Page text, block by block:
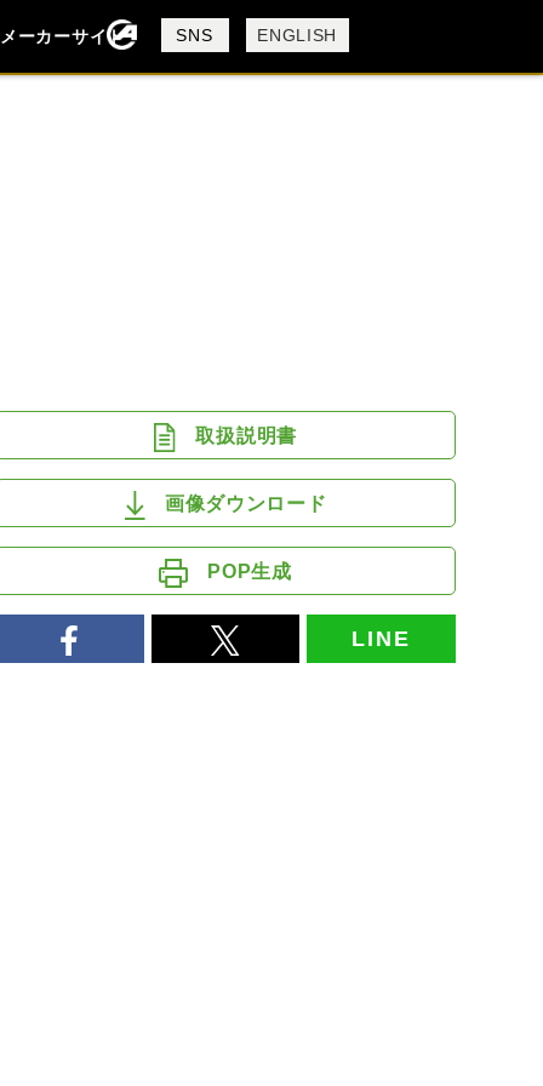
メーカーサイト SNS ENGLISH
取扱説明書
画像ダウンロード
POP生成
LINE